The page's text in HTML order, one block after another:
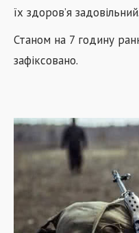
їх здоров’я задовільний.
Станом на 7 годину
зафіксовано.